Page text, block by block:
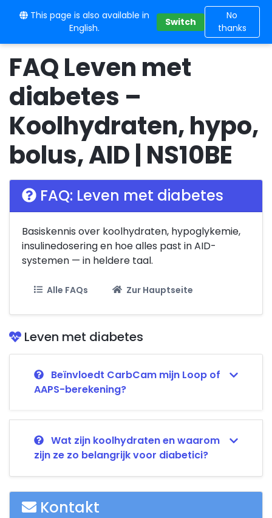
This page is also available in
English.
Switch
No
thanks
10BE
FAQ Leven met
diabetes –
Koolhydraten, hypo,
bolus, AID | NS10BE
FAQ: Leven met diabetes
Basiskennis over koolhydraten, hypoglykemie,
insulinedosering en hoe alles past in AID-
systemen — in heldere taal.
Alle FAQs Zur Hauptseite
Leven met diabetes
Beïnvloedt CarbCam mijn Loop of
AAPS-berekening?
Wat zijn koolhydraten en waarom
zijn ze zo belangrijk voor diabetici?
Kontakt